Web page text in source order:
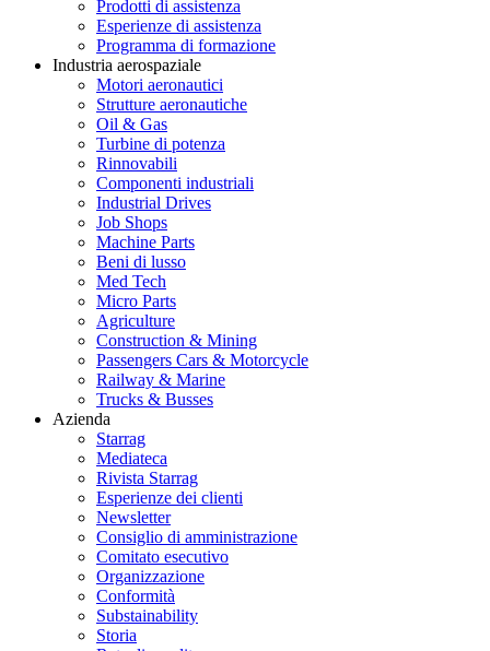
Prodotti di assistenza
Esperienze di assistenza
Programma di formazione
Industria aerospaziale
Motori aeronautici
Strutture aeronautiche
Oil & Gas
Turbine di potenza
Rinnovabili
Componenti industriali
Industrial Drives
Job Shops
Machine Parts
Beni di lusso
Med Tech
Micro Parts
Agriculture
Construction & Mining
Passengers Cars & Motorcycle
Railway & Marine
Trucks & Busses
Azienda
Starrag
Mediateca
Rivista Starrag
Esperienze dei clienti
Newsletter
Consiglio di amministrazione
Comitato esecutivo
Organizzazione
Conformità
Substainability
Storia